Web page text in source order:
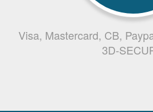
Visa, Mastercard, CB,
3D-